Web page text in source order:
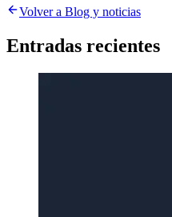
Volver a Blog y noticias
Entradas recientes